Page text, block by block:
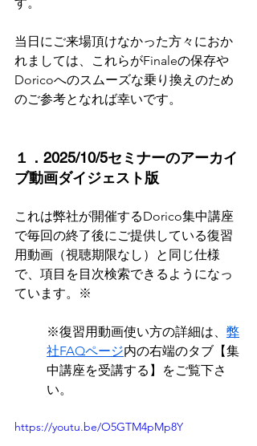
当日にご来場頂けなかった方々におか
れましては、これらがFinaleの保存や
Doricoへのスムーズな乗り換えのため
のご参考となれば幸いです。
１．2025/10/5セミナーのアーカイ
ブ動画ダイジェスト版
これは弊社が開催するDorico集中講座
で毎回の終了後にご提供している復習
用動画（視聴期限なし）と同じ仕様
で、項目を目次検索できるようになっ
ています。※
※復習用動画使い方の詳細は、 弊
社FAQページ内の右端のタブ【集
中講座を受講する】をご覧下さ
い。
https://youtu.be/O5GTM4pMp8Y